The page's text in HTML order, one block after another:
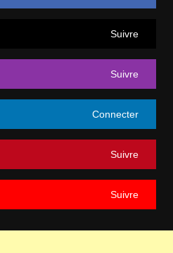
Suivre
Suivre
Connecter
Suivre
Suivre